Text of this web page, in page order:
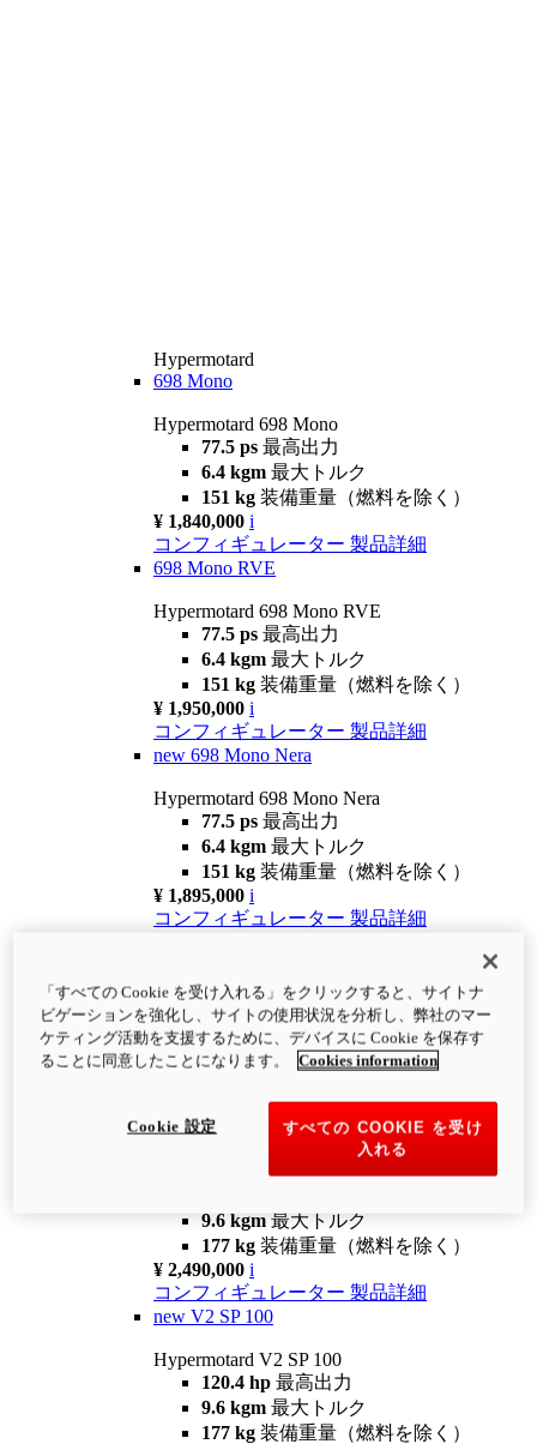
Hypermotard
698 Mono
Hypermotard 698 Mono
77.5 ps 最高出力
6.4 kgm 最大トルク
151 kg 装備重量（燃料を除く）
¥ 1,840,000 i
コンフィギュレーター 製品詳細
698 Mono RVE
Hypermotard 698 Mono RVE
77.5 ps 最高出力
6.4 kgm 最大トルク
151 kg 装備重量（燃料を除く）
¥ 1,950,000 i
コンフィギュレーター 製品詳細
new 698 Mono Nera
Hypermotard 698 Mono Nera
77.5 ps 最高出力
6.4 kgm 最大トルク
151 kg 装備重量（燃料を除く）
¥ 1,895,000 i
コンフィギュレーター 製品詳細
Hypermotard V2
120.4 hp最高出力
9.6 kgm最大トルク
180 kg装備重量（燃料を除く）
コンフィギュレーター 製品詳細
newV2 SP
Hypermotard V2 SP
9.6 kgm 最大トルク
177 kg 装備重量（燃料を除く）
¥ 2,490,000 i
コンフィギュレーター 製品詳細
new V2 SP 100
Hypermotard V2 SP 100
120.4 hp 最高出力
9.6 kgm 最大トルク
177 kg 装備重量（燃料を除く）
「すべての Cookie を受け入れる」をクリックすると、サイトナ
ビゲーションを強化し、サイトの使用状況を分析し、弊社のマー
ケティング活動を支援するために、デバイスに Cookie を保存す
ることに同意したことになります。
Cookies information
すべての COOKIE を受け
入れる
Cookie 設定